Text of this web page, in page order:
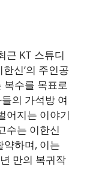
근 KT 스튜디
신’의 주인공
복수를 목표로
의 가석방 여
어지는 이야기
수는 이한신
약하며, 이는
만의 복귀작